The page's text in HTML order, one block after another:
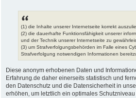
(1) die Inhalte unserer Internetseite korrekt
(2) die dauerhafte Funktionsfähigkeit unserer
und der Technik unserer Internetseite zu
(3) um Strafverfolgungsbehörden im Falle eines
Strafverfolgung notwendigen Informationen
Diese anonym erhobenen Daten und
Erfahrung.de daher einerseits statistisch und
den Datenschutz und die Datensicherheit in
erhöhen, um letztlich ein optimales